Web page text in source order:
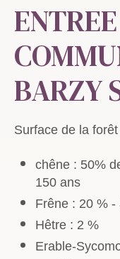
BARZY
Surface de la
chêne : 50%
150 ans
Frêne : 20 %
Hêtre : 2 %
Erable-